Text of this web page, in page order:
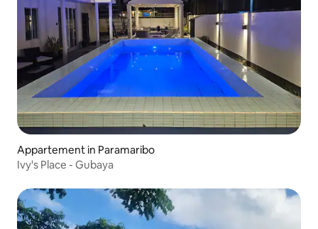
Appartement in Paramaribo
Ivy's Place - Gubaya